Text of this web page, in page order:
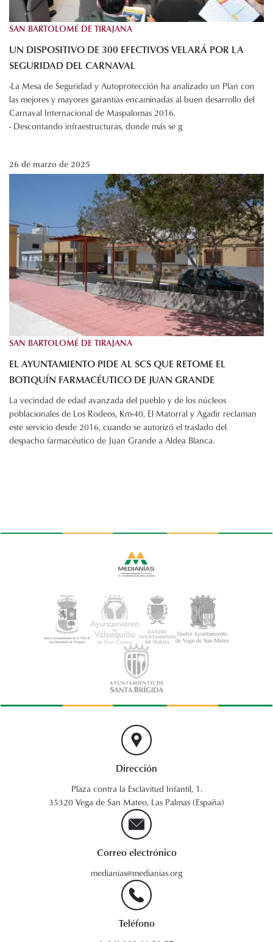
SAN BARTOLOMÉ DE TIRAJANA
UN DISPOSITIVO DE 300 EFECTIVOS VELARÁ POR LA
SEGURIDAD DEL CARNAVAL
-La Mesa de Seguridad y Autoprotección ha analizado un Plan con
las mejores y mayores garantías encaminadas al buen desarrollo del
Carnaval Internacional de Maspalomas 2016.
- Descontando infraestructuras, donde más se g
26 de marzo de 2025
SAN BARTOLOMÉ DE TIRAJANA
EL AYUNTAMIENTO PIDE AL SCS QUE RETOME EL
BOTIQUÍN FARMACÉUTICO DE JUAN GRANDE
La vecindad de edad avanzada del pueblo y de los núcleos
poblacionales de Los Rodeos, Km-40, El Matorral y Agadir reclaman
este servicio desde 2016, cuando se autorizó el traslado del
despacho farmacéutico de Juan Grande a Aldea Blanca.
Dirección
Plaza contra la Esclavitud Infantil, 1.
35320 Vega de San Mateo, Las Palmas (España)
Correo electrónico
medianias@medianias.org
Teléfono